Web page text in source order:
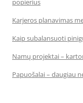
popierius
Karjeros planavimas
Kaip subalansuoti
Namų projektai –
Papuošalai – daugiau